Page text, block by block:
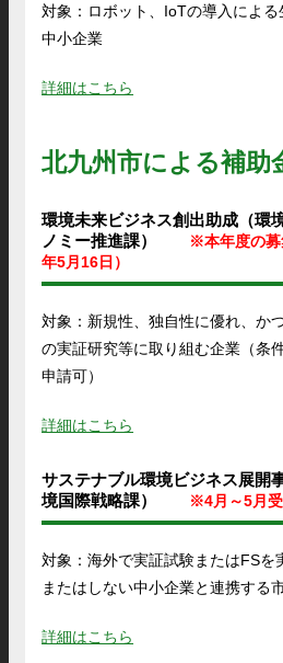
対象：ロボット、IoTの導入によ
中小企業
詳細はこちら
北九州市による補助
環境未来ビジネス創出助成（環
ノミー推進課）
※本年度の募
年5月16日 ）
対象：新規性、独自性に優れ、か
の実証研究等に取り組む企業（条
申請可）
詳細はこちら
サステナブル環境ビジネス展開
境国際戦略課）
※4月～5月
対象：海外で実証試験またはFSを
またはしない中小企業と連携する
詳細はこちら